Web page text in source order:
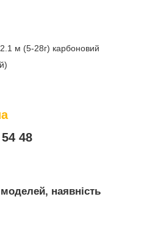
м (5-28г) карбоновий
48
наявність